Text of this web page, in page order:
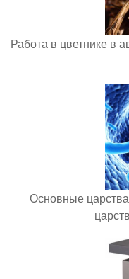
Работа в цветнике в
Основные